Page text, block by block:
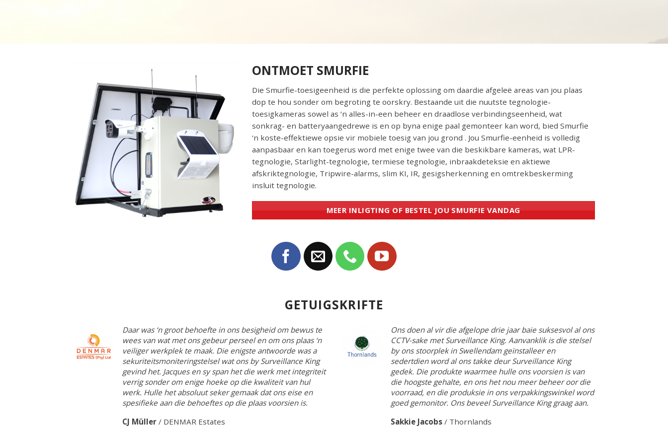
ONTMOET SMURFIE
Die Smurfie-toesigeenheid is die perfekte oplossing om daardie afgeleë areas van jou plaas
dop te hou sonder om begroting te oorskry. Bestaande uit die nuutste tegnologie-
toesigkameras sowel as ‘n alles-in-een beheer en draadlose verbindingseenheid, wat
sonkrag- en batteryaangedrewe is en op byna enige paal gemonteer kan word, bied Smurfie
‘n koste-effektiewe opsie vir mobiele toesig van jou grond . Jou Smurfie-eenheid is volledig
aanpasbaar en kan toegerus word met enige twee van die beskikbare kameras, wat LPR-
tegnologie, Starlight-tegnologie, termiese tegnologie, inbraakdeteksie en aktiewe
afskriktegnologie, Tripwire-alarms, slim KI, IR, gesigsherkenning en omtrekbeskerming
insluit tegnologie.
MEER INLIGTING OF BESTEL JOU SMURFIE VANDAG
GETUIGSKRIFTE
Daar was ‘n groot behoefte in ons besigheid om bewus te
wees van wat met ons gebeur perseel en om ons plaas ‘n
veiliger werkplek te maak. Die enigste antwoorde was a
sekuriteitsmoniteringstelsel wat ons by Surveillance King
gevind het. Jacques en sy span het die werk met integriteit
verrig sonder om enige hoeke op die kwaliteit van hul
werk. Hulle het absoluut seker gemaak dat ons eise en
spesifieke aan die behoeftes op die plaas voorsien is.
CJ Müller / DENMAR Estates
Ons doen al vir die afgelope drie jaar baie suksesvol al ons
CCTV-sake met Surveillance King. Aanvanklik is die stelsel
by ons stoorplek in Swellendam geïnstalleer en
sedertdien word al ons takke deur Surveillance King
gedek. Die produkte waarmee hulle ons voorsien is van
die hoogste gehalte, en ons het nou meer beheer oor die
voorraad, en die produksie in ons verpakkingswinkel word
goed gemonitor. Ons beveel Surveillance King graag aan.
Sakkie Jacobs / Thornlands